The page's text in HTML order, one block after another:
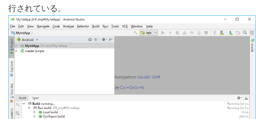
行されている。